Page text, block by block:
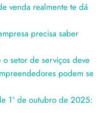
venda realmente te dá
precisa saber
setor de serviços deve
podem se
1º de outubro de 2025: